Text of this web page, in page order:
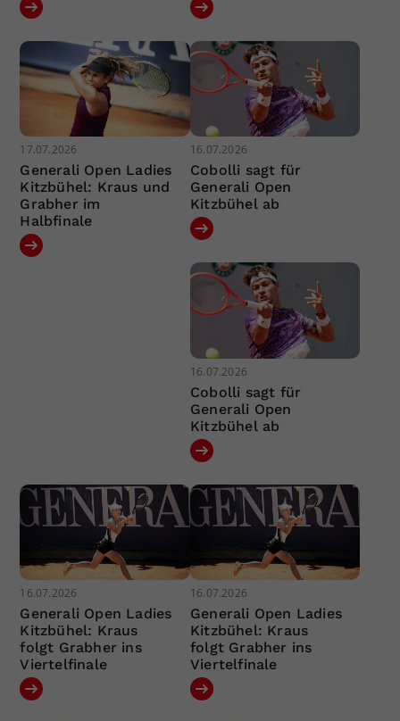
17.07.2026
Generali Open Ladies
Kitzbühel: Kraus und
Grabher im
Halbfinale
16.07.2026
Cobolli sagt für
Generali Open
Kitzbühel ab
16.07.2026
Cobolli sagt für
Generali Open
Kitzbühel ab
16.07.2026
Generali Open Ladies
Kitzbühel: Kraus
folgt Grabher ins
Viertelfinale
16.07.2026
Generali Open Ladies
Kitzbühel: Kraus
folgt Grabher ins
Viertelfinale